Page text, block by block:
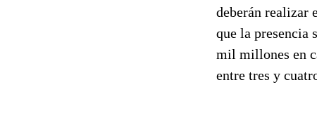
deberán realizar
que la presencia
mil millones en
entre tres y